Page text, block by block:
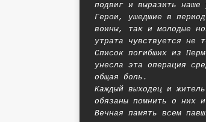
подвиг и выразить наше
Герои, ушедшие в
воины, так и молодые
утрата чувствуется не
Список погибших из
унесла эта операция
общая боль.
Каждый выходец и
обязаны помнить о них
Вечная память всем